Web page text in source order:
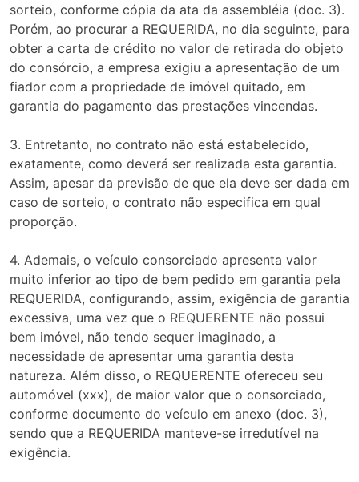
sorteio, conforme cópia da ata da assembléia (doc. 3).
Porém, ao procurar a REQUERIDA, no dia seguinte, para
obter a carta de crédito no valor de retirada do objeto
do consórcio, a empresa exigiu a apresentação de um
fiador com a propriedade de imóvel quitado, em
garantia do pagamento das prestações vincendas.
3. Entretanto, no contrato não está estabelecido,
exatamente, como deverá ser realizada esta garantia.
Assim, apesar da previsão de que ela deve ser dada em
caso de sorteio, o contrato não especifica em qual
proporção.
4. Ademais, o veículo consorciado apresenta valor
muito inferior ao tipo de bem pedido em garantia pela
REQUERIDA, configurando, assim, exigência de garantia
excessiva, uma vez que o REQUERENTE não possui
bem imóvel, não tendo sequer imaginado, a
necessidade de apresentar uma garantia desta
natureza. Além disso, o REQUERENTE ofereceu seu
automóvel (xxx), de maior valor que o consorciado,
conforme documento do veículo em anexo (doc. 3),
sendo que a REQUERIDA manteve-se irredutível na
exigência.